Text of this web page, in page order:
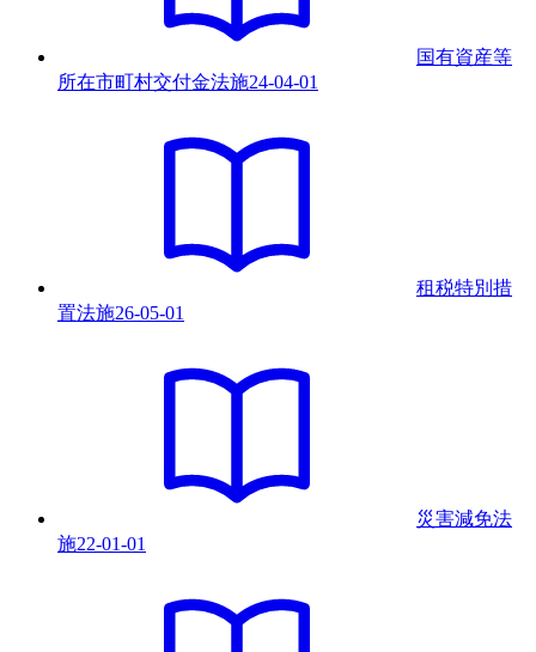
国有資産等
所在市町村交付金法施24-04-01
租税特別措
置法施26-05-01
災害減免法
施22-01-01